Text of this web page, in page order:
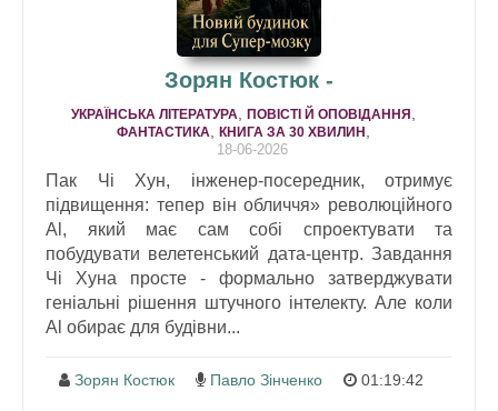
Зорян Костюк -
УКРАЇНСЬКА ЛІТЕРАТУРА ПОВІСТІ Й ОПОВІДАННЯ
ФАНТАСТИКА КНИГА ЗА 30 ХВИЛИН
18-06-2026
Пак Чі Хун, інженер-посередник, отримує
підвищення: тепер він обличчя» революційного
Al, який має сам собі спроектувати та
побудувати велетенський дата-центр. Завдання
Чі Хуна просте - формально затверджувати
геніальні рішення штучного інтелекту. Але коли
Al обирає для будівни...
Зорян Костюк Павло Зінченко 01:19:42